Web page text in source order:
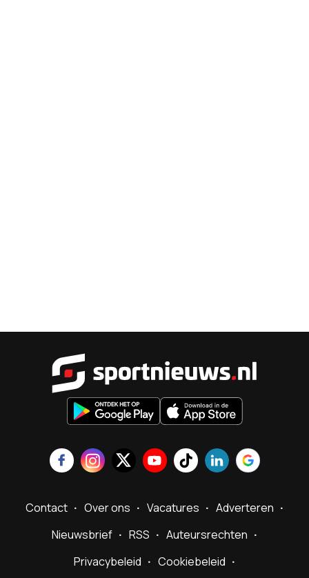
Contact Over ons Vacatures
Adverteren
Nieuwsbrief
RSS
Auteursrechten
Privacybeleid
Cookiebeleid